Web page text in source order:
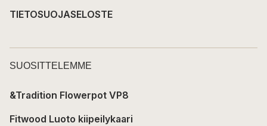
TIETOSUOJASELOSTE
SUOSITTELEMME
&Tradition Flowerpot VP8
Fitwood Luoto kiipeilykaari